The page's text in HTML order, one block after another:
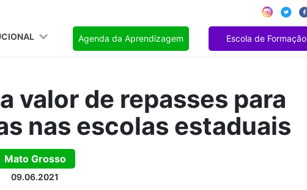
Agenda da Aprendizagem Escola de Formação
valor de repasses para
nas escolas estaduais
Mato Grosso
09.06.2021